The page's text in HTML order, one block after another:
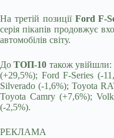
На третій позиції Ford F-
серія пікапів продовжує
автомобілів світу.
ДоТОП-10 також
(+29,5%); Ford F-Series (-
Silverado (-1,6%); Toyota
Toyota Camry (+7,6%);
(-2,5%).
РЕКЛАМА